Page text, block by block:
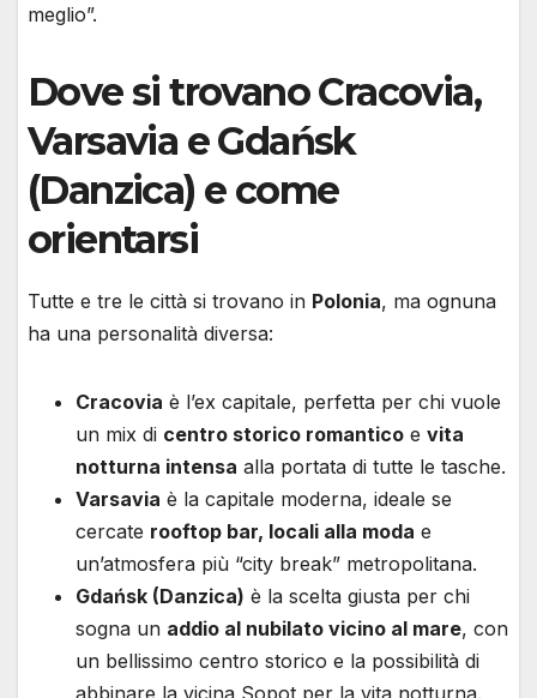
meglio”.
Dove si trovano Cracovia,
Varsavia e Gdańsk
(Danzica) e come
orientarsi
Tutte e tre le città si trovano in Polonia, ma ognuna
ha una personalità diversa:
Cracovia è l’ex capitale, perfetta per chi vuole
un mix di centro storico romantico e vita
notturna intensa alla portata di tutte le tasche.
Varsavia è la capitale moderna, ideale se
cercate rooftop bar, locali alla moda e
un’atmosfera più “city break” metropolitana.
Gdańsk (Danzica) è la scelta giusta per chi
sogna un addio al nubilato vicino al mare, con
un bellissimo centro storico e la possibilità di
abbinare la vicina Sopot per la vita notturna.